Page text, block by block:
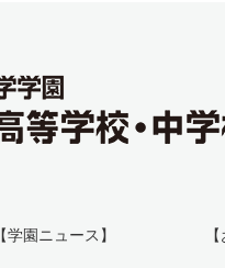
【学園ニュース】